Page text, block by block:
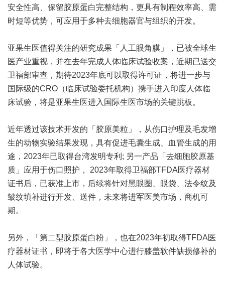
安全性高、保留胶原蛋白完整结构，更具有制程效率高、需
时短等优势，可应用于多种去细胞器官与组织的开发。
亚果生医值得关注的研究成果「人工眼角膜」，已被全球生
医产业重视，并在去年完成人体临床试验收案，近期已送交
卫福部审查，期待2023年底可以取得许可证，将进一步与
国际级的CRO（临床试验委托机构）携手进入印度人体临
床试验，将是亚果生医进入国际生医市场的关键跳板。
近年透过该技术开发的「胶原美粒」，从伤口护理及毛发增
生的动物实验结果发现，具有促进毛囊生成、血管生成的用
途，2023年已取得台湾发明专利; 另一产品「去细胞胶原基
质」应用于伤口照护， 2023年取得卫福部TFDA医疗器材
证书后，已获准上市，后续将针对黑眼圈、眼袋、法令纹及
皱纹填补进行开发、送件，未来将进军医美市场，商机可
期。
另外，「第二型胶原蛋白粉」，也在2023年初取得TFDA医
疗器材证书，即将于各大医学中心进行膝盖软件缺损修补的
人体试验。